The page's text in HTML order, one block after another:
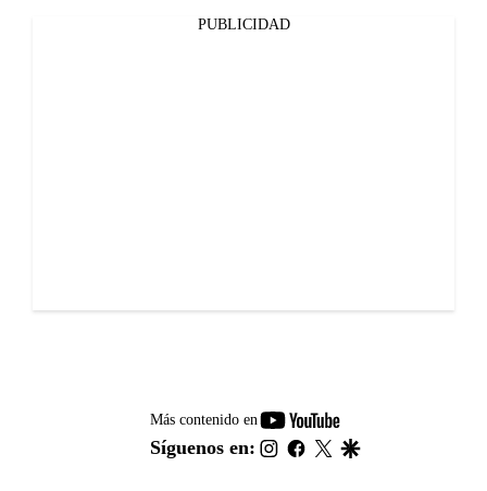
PUBLICIDAD
Más contenido en
youtube-
footer
Síguenos en: instagram
facebook
twitter